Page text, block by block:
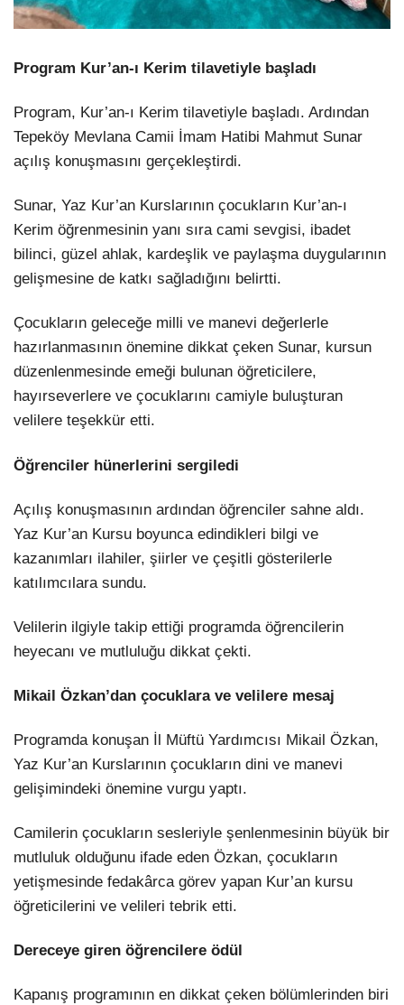
Program Kur’an-ı Kerim tilavetiyle başladı
Program, Kur’an-ı Kerim tilavetiyle başladı. Ardından
Tepeköy Mevlana Camii İmam Hatibi Mahmut Sunar
açılış konuşmasını gerçekleştirdi.
Sunar, Yaz Kur’an Kurslarının çocukların Kur’an-ı
Kerim öğrenmesinin yanı sıra cami sevgisi, ibadet
bilinci, güzel ahlak, kardeşlik ve paylaşma duygularının
gelişmesine de katkı sağladığını belirtti.
Çocukların geleceğe milli ve manevi değerlerle
hazırlanmasının önemine dikkat çeken Sunar, kursun
düzenlenmesinde emeği bulunan öğreticilere,
hayırseverlere ve çocuklarını camiyle buluşturan
velilere teşekkür etti.
Öğrenciler hünerlerini sergiledi
Açılış konuşmasının ardından öğrenciler sahne aldı.
Yaz Kur’an Kursu boyunca edindikleri bilgi ve
kazanımları ilahiler, şiirler ve çeşitli gösterilerle
katılımcılara sundu.
Velilerin ilgiyle takip ettiği programda öğrencilerin
heyecanı ve mutluluğu dikkat çekti.
Mikail Özkan’dan çocuklara ve velilere mesaj
Programda konuşan İl Müftü Yardımcısı Mikail Özkan,
Yaz Kur’an Kurslarının çocukların dini ve manevi
gelişimindeki önemine vurgu yaptı.
Camilerin çocukların sesleriyle şenlenmesinin büyük bir
mutluluk olduğunu ifade eden Özkan, çocukların
yetişmesinde fedakârca görev yapan Kur’an kursu
öğreticilerini ve velileri tebrik etti.
Dereceye giren öğrencilere ödül
Kapanış programının en dikkat çeken bölümlerinden biri